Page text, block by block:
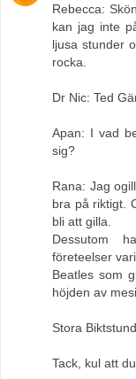
Rebecca:
kan jag inte
ljusa stunder
rocka.
Dr Nic: Ted
Apan: I vad
sig?
Rana: Jag
bra på riktigt.
bli att gilla.
Dessutom
företeelser
Beatles som
höjden av
Stora
Tack, kul att